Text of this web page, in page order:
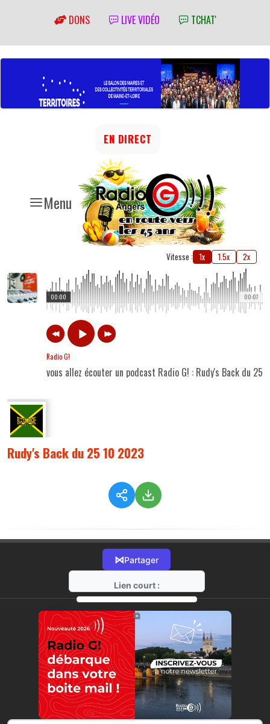
DONS LIVE VIDÉO TCHAT'
Menu
EN DIRECT
Vitesse : 1x 1.5x 2x
00:07
00:00
Radio G!
vous allez écouter un podcast Radio G! : Rudy's Back du 25
Rudy's Back du 25 10 2023
⋈Partager
Lien court :
https://radio-g.fr?12939
⧉